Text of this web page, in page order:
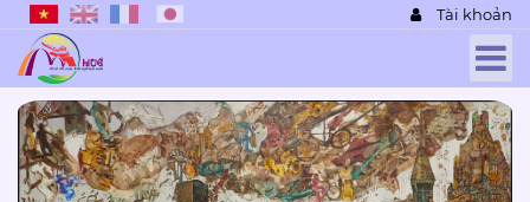
Tài khoản